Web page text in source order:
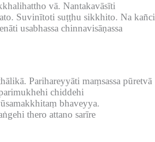
vā. Nantakavāsīti
Suvinītoti suṭṭhu sikkhito. Na kañci
usabhassa chinnavisāṇassa
Parihareyyāti maṃsassa pūretvā
chiddehi
bhaveyya.
thero attano sarīre